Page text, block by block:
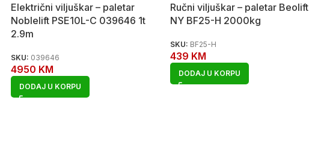
Električni viljuškar – paletar
Noblelift PSE10L-C 039646 1t
2.9m
SKU: 039646
4950 KM
DODAJ U KORPU
Ručni viljuškar – paletar Beolift
NY BF25-H 2000kg
SKU: BF25-H
439 KM
DODAJ U KORPU